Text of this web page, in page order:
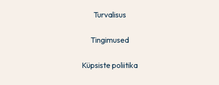
Turvalisus
Tingimused
Küpsiste poliitika